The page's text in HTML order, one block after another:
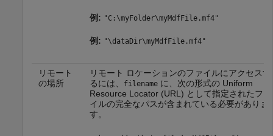
例: "C:\myFolder\myMdfFile.mf4"
例: "\dataDir\myMdfFile.mf4"
リモート
の場所
リモート ロケーションのファイルにアクセスす
るには、
filenameに、次の形式の Uniform
Resource Locator (URL) として指定されたファ
イルの完全なパスが含まれている必要がありま
す。